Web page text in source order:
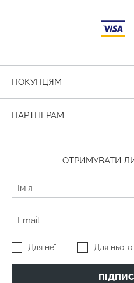
ПОКУПЦЯМ
ПАРТНЕРАМ
ОТРИМУВАТИ
Для неї Для нього